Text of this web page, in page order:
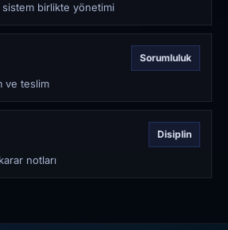
birlikte yönetimi
Sorumluluk
ve teslim
Disiplin
notları